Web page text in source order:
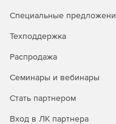
Специальные
Техподдержка
Распродажа
Семинары и вебинары
Стать партнером
Вход в ЛК партнера